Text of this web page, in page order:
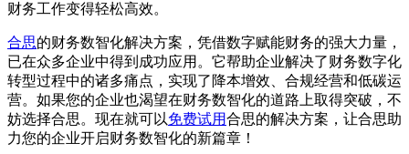
财务工作变得轻松高效。
合思的财务数智化解决方案，凭借数字赋能财务的强大力量，
已在众多企业中得到成功应用。它帮助企业解决了财务数字化
转型过程中的诸多痛点，实现了降本增效、合规经营和低碳运
营。如果您的企业也渴望在财务数智化的道路上取得突破，不
妨选择合思。现在就可以免费试用合思的解决方案，让合思助
力您的企业开启财务数智化的新篇章！